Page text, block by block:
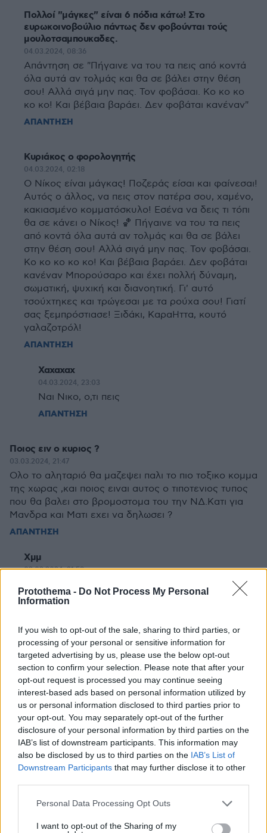
Protothema - Do Not Process My Personal
Information
If you wish to opt-out of the sale, sharing to third parties, or
processing of your personal or sensitive information for
targeted advertising by us, please use the below opt-out
section to confirm your selection. Please note that after your
opt-out request is processed you may continue seeing
interest-based ads based on personal information utilized by
us or personal information disclosed to third parties prior to
your opt-out. You may separately opt-out of the further
disclosure of your personal information by third parties on the
IAB’s list of downstream participants. This information may
also be disclosed by us to third parties on the IAB’s List of
Downstream Participants that may further disclose it to other
Please note that this website/app uses one or more Google
not limited to your visit or usage behaviour. You may click to
Personal Data Processing Opt Outs
I want to opt-out of the Sharing of my
Πολλοί "μάγκες" είναι 6 πόδια κάτω! Στο
ευρωκοινοβούλιο πάντως δεν φοβούνται τούς
μουλοτσαμπουκαδες.
04.03.2024, 08:36
Απάντηση σε "Πήγαινε να του τα πεις από κοντά
όλα αυτά αν τολμάς και θα σε βάλει στην θέση
σου! Αλλά σιγά μην πας. Τον φοβάσαι. Κο κο κο
κο κο! Και βέβαια βαράει. Δεν φοβάται κανέναν"
ΑΠΑΝΤΗΣΗ
Κυριάκος ο φορολογητής
04.03.2024, 02:18
Ο Νίκος είναι μάγκας! Ποζεράς είσαι και φαίνεσαι!
Αυτός ο άλλος, να πεις στον πατέρα σου, χαμένο,
κακιασμένο κομματόσκυλο! Εσένα να δεις τι τόπι
θα σε κάνει ο Νίκος! 🏀 Πήγαινε να του τα πεις
από κοντά όλα αυτά αν τολμάς και θα σε βάλει
στην θέση σου! Αλλά σιγά μην πας. Τον φοβάσαι.
Κο κο κο κο κο! Και βέβαια βαράει. Δεν φοβάται
κανέναν Μπορούσαρο και έχει πολλή δύναμη,
σωματική, ψυχική και διανοητική. Γι' αυτό
τσούχτηκες και τρώγεσαι με τα ρούχα σου! Γιατί
σας ξεμπρόστιασε! Ξιδάκι, ΚαραΗττα, κουτό
γαλαζοτρόλ!
ΑΠΑΝΤΗΣΗ
Χαχαχαχ
04.03.2024, 23:03
Ναι Νικο, ο,τι πεις
ΑΠΑΝΤΗΣΗ
Ποιος ειν ο κυριος ?
03.03.2024, 21:47
Ολο το αληταριό θα μαζεψει παλι το πιο τοξικο κομμα
της χωρας ,και ποιος ειναι αυτος ο τιποτενιος τυπος
που θα βαλει στο βρομοστομα του την ΝΔ.Κατι για
Μανδρα και Ματι εχει να δηλωσει ?
ΑΠΑΝΤΗΣΗ
Χμμ
03.03.2024, 21:59
Αυτοί οι νεκροί ξεχάστηκαν φίλε μου, τελείωσε...
Το συμβάν έγινε το 2018 και έχουμε 2024 και η
δεν είχαν ψυχές, τους έχει ξεχάσει το πολιτικό
σύστημα και ο κόσμος...Ούτε πορείες, ούτε
διαμαρτυρίες, ούτε πανό, ούτε τίποτε... Ούτε και
μία συγνώμη από τους Συριζαίους ποτέ... Δεν
είναι άδικο αυτό???
ΑΠΑΝΤΗΣΗ
Μιλαει και το κακιασμενο αδερφατο
03.03.2024, 22:30
Χαχαχαχαχα
ΑΠΑΝΤΗΣΗ